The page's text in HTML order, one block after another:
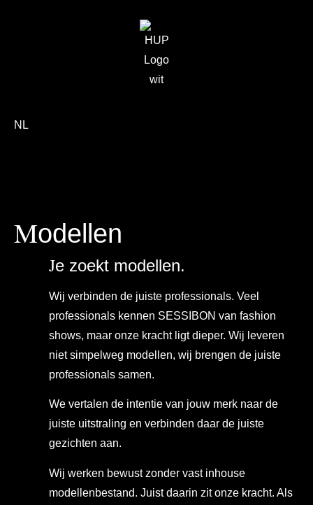
NL
Modellen
Je zoekt modellen.
Wij verbinden de juiste professionals. Veel
professionals kennen SESSIBON van fashion
shows, maar onze kracht ligt dieper. Wij leveren
niet simpelweg modellen, wij brengen de juiste
professionals samen.
We vertalen de intentie van jouw merk naar de
juiste uitstraling en verbinden daar de juiste
gezichten aan.
Wij werken bewust zonder vast inhouse
modellenbestand. Juist daarin zit onze kracht. Als